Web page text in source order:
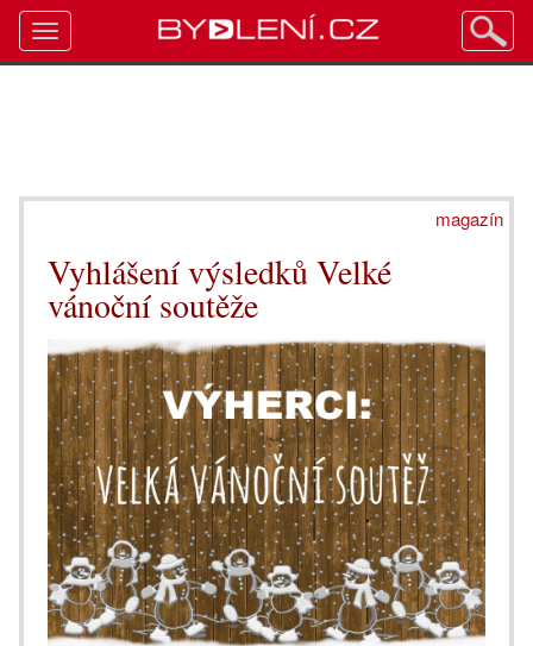
magazín
Vyhlášení výsledků Velké
vánoční soutěže
Toggle
navigation